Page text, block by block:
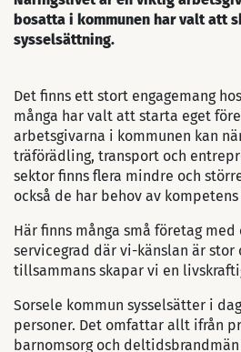
bosatta i kommunen har valt att
sysselsättning.
Det finns ett stort engagemang
många har valt att starta eget
arbetsgivarna i kommunen kan
träförädling, transport och
sektor finns flera mindre och
också de har behov av
Här finns många små företag
servicegrad där vi-känslan är stor
tillsammans skapar vi en
Sorsele kommun sysselsätter i
personer. Det omfattar allt ifrån
barnomsorg och